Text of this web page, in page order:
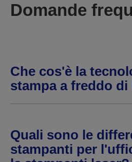
Domande
Che cos'è la
stampa a freddo di
Quali sono le
stampanti per